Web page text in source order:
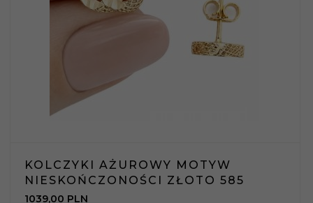
KOLCZYKI AŻUROWY MOTYW
NIESKOŃCZONOŚCI ZŁOTO 585
1039,00 PLN